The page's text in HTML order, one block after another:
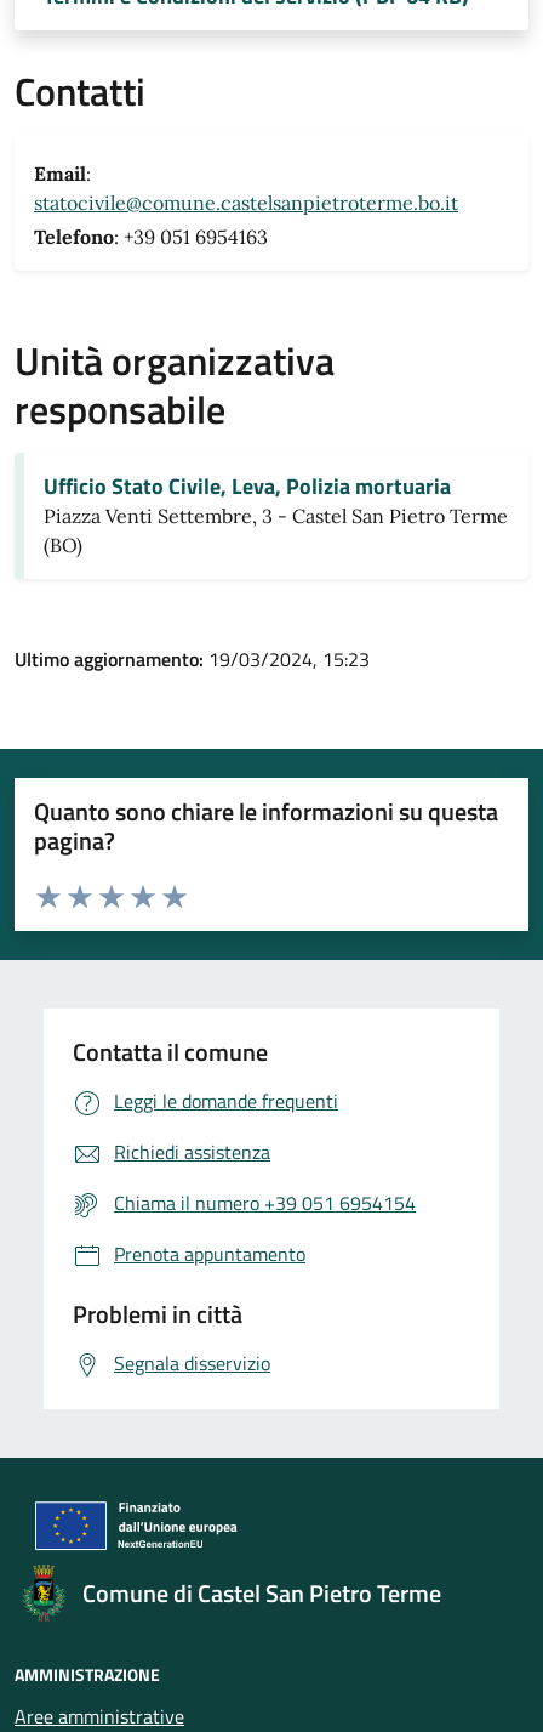
Contatti
Email:
statocivile@comune.castelsanpietroterme.bo.it
Telefono: +39 051 6954163
Unità organizzativa
responsabile
Ufficio Stato Civile, Leva, Polizia mortuaria
Piazza Venti Settembre, 3 - Castel San Pietro Terme
(BO)
Ultimo aggiornamento: 19/03/2024, 15:23
Quanto sono chiare le informazioni su questa
pagina?
Valuta da 1 a 5 stelle la pagina
Valuta 5 stelle su 5
Valuta 4 stelle su 5
Valuta 3 stelle su 5
Valuta 2 stelle su 5
Valuta 1 stelle su 5
Contatta il comune
Leggi le domande frequenti
Richiedi assistenza
Chiama il numero +39 051 6954154
Prenota appuntamento
Problemi in città
Segnala disservizio
Comune di Castel San Pietro Terme
AMMINISTRAZIONE
Aree amministrative